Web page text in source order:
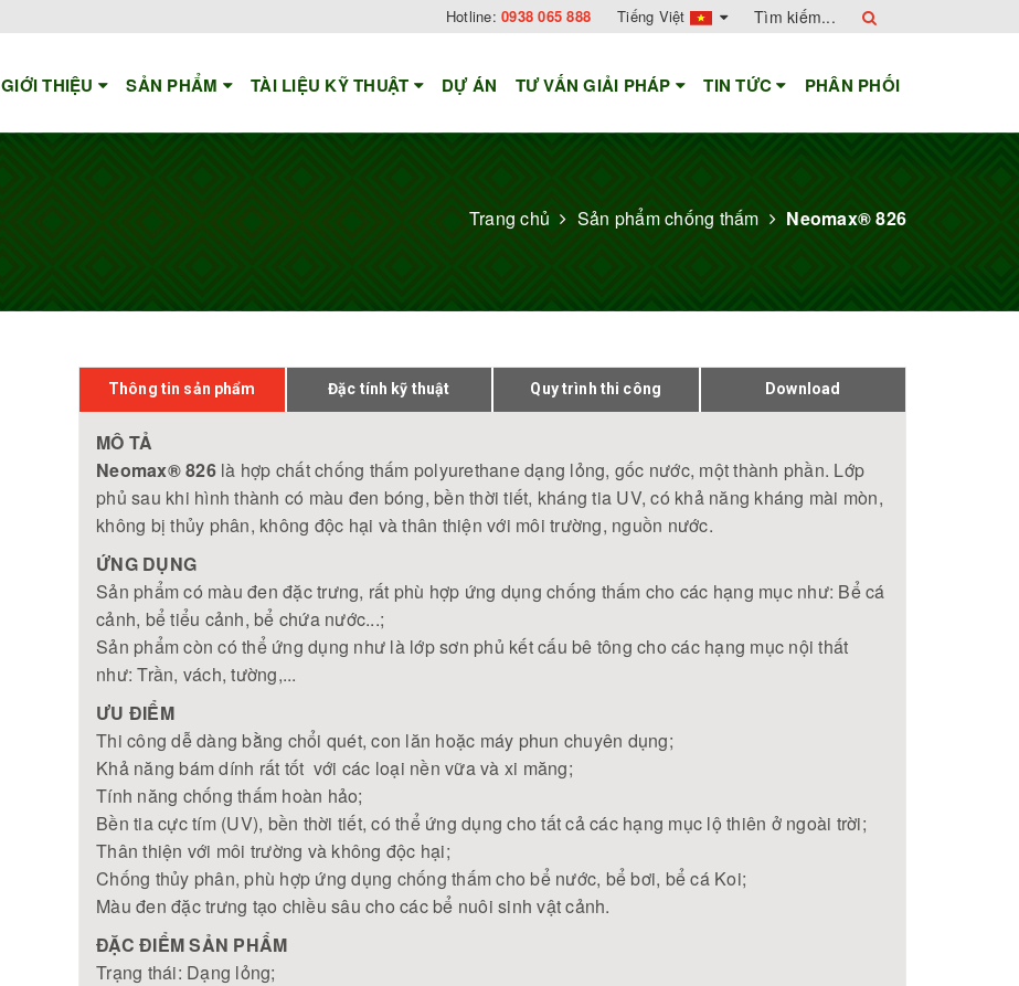
Tiếng Việt
Hotline: 0938 065 888
GIỚI THIỆU SẢN PHẨM TÀI LIỆU KỸ THUẬT DỰ ÁN TƯ VẤN GIẢI PHÁP TIN TỨC PHÂN PHỐI
Trang chủ Sản phẩm chống thấm Neomax® 826
Thông tin sản phẩm Đặc tính kỹ thuật Quy trình thi công Download
MÔ TẢ
Neomax® 826là hợp chất chống thấm polyurethane dạng lỏng, gốc nước, một thành phần. Lớp
phủ sau khi hình thành có màu đen bóng, bền thời tiết, kháng tia UV, có khả năng kháng mài mòn,
không bị thủy phân, không độc hại và thân thiện với môi trường, nguồn nước.
ỨNG DỤNG
Sản phẩm có màu đen đặc trưng, rất phù hợp ứng dụng chống thấm cho các hạng mục như: Bể cá
cảnh, bể tiểu cảnh, bể chứa nước...;
Sản phẩm còn có thể ứng dụng như là lớp sơn phủ kết cấu bê tông cho các hạng mục nội thất
như: Trần, vách, tường,...
ƯU ĐIỂM
Thi công dễ dàng bằng chổi quét, con lăn hoặc máy phun chuyên dụng;
Khả năng bám dính rất tốt với các loại nền vữa và xi măng;
Tính năng chống thấm hoàn hảo;
Bền tia cực tím (UV), bền thời tiết, có thể ứng dụng cho tất cả các hạng mục lộ thiên ở ngoài trời;
Thân thiện với môi trường và không độc hại;
Chống thủy phân, phù hợp ứng dụng chống thấm cho bể nước, bể bơi, bể cá Koi;
Màu đen đặc trưng tạo chiều sâu cho các bể nuôi sinh vật cảnh.
ĐẶC ĐIỂM SẢN PHẨM
Trạng thái: Dạng lỏng;